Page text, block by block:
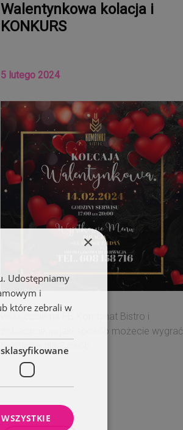
Walentynkowa kolacja i
KONKURS
5 lutego 2024
wskoczcie na FB Kombinat Bistro i
zobaczcie, w jaki sposób możecie wygrać
tę kolację dla 2 osób
×
Udostępniamy
i
które zebrali w